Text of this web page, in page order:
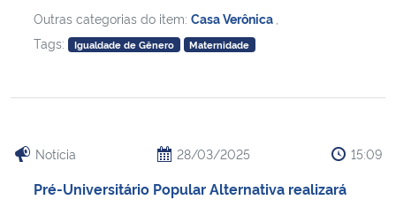
Outras categorias do item: Casa Verônica
Tags:
Igualdade de Gênero Maternidade
Notícia 28/03/2025 15:09
Pré-Universitário Popular Alternativa realizará